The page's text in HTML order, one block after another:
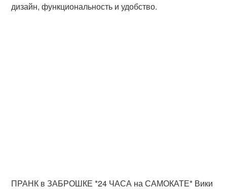
дизайн, функциональность и удобство.
ПРАНК в ЗАБРОШКЕ *24 ЧАСА на САМОКАТЕ* Вики